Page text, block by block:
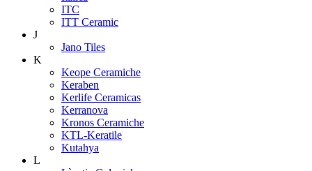
ITC
ITT Ceramic
J
Jano Tiles
K
Keope Ceramiche
Keraben
Kerlife Ceramicas
Kerranova
Kronos Ceramiche
KTL-Keratile
Kutahya
L